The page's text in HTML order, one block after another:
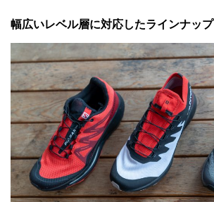
幅広いレベル層に対応したラインナップ